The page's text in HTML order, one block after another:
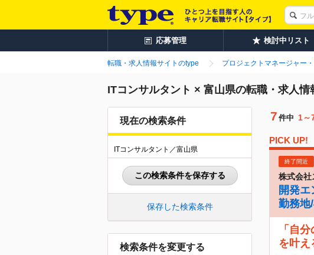
応募管理 検討中リスト
転職・求人情報サイトのtype プロジェクトマネージャー
ITコンサルタント × 富山県の転職・求人情
現在の検索条件
ITコンサルタント／富山県
この検索条件を保存する
保存した検索条件
検索条件を変更する
7 件中 1～
PICK UP!
終了間近
株式会社
開発
勤務地
「自
を叶え